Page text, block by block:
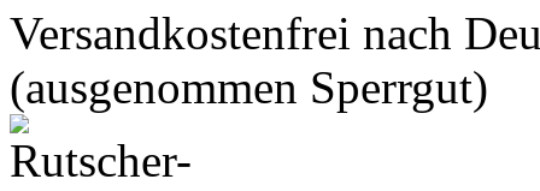
Versandkostenfrei nach
(ausgenommen Sperrgut)